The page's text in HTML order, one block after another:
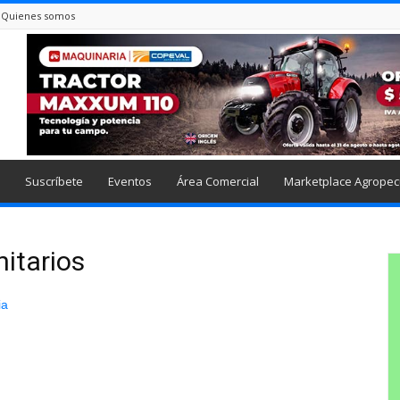
Quienes somos
Suscríbete Eventos Área Comercial Marketplace